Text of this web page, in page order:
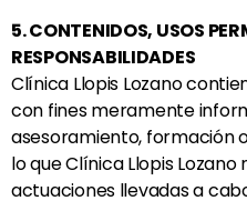
5. CONTENIDOS, USOS
RESPONSABILIDADES
Clínica Llopis Lozano
con fines meramente
asesoramiento, formación
lo queClínica Llopis Lozano
actuaciones llevadas a